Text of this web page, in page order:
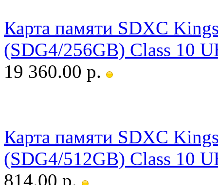
Карта памяти SDXC
(SDG4/256GB) Class 10
19 360.00 р.
Карта памяти SDXC
(SDG4/512GB) Class 10
814.00 р.